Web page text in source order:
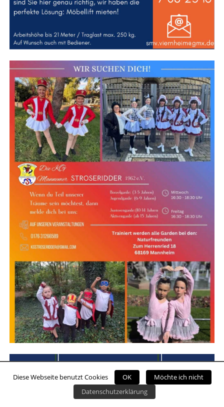
Diese Webseite benutzt Cookies OK
Möchte ich nicht
Datenschutzerklärung